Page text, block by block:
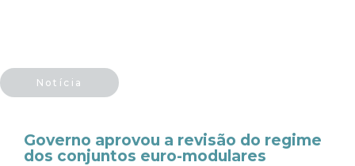
Notícia
Governo aprovou a revisão do regime
dos conjuntos euro-modulares